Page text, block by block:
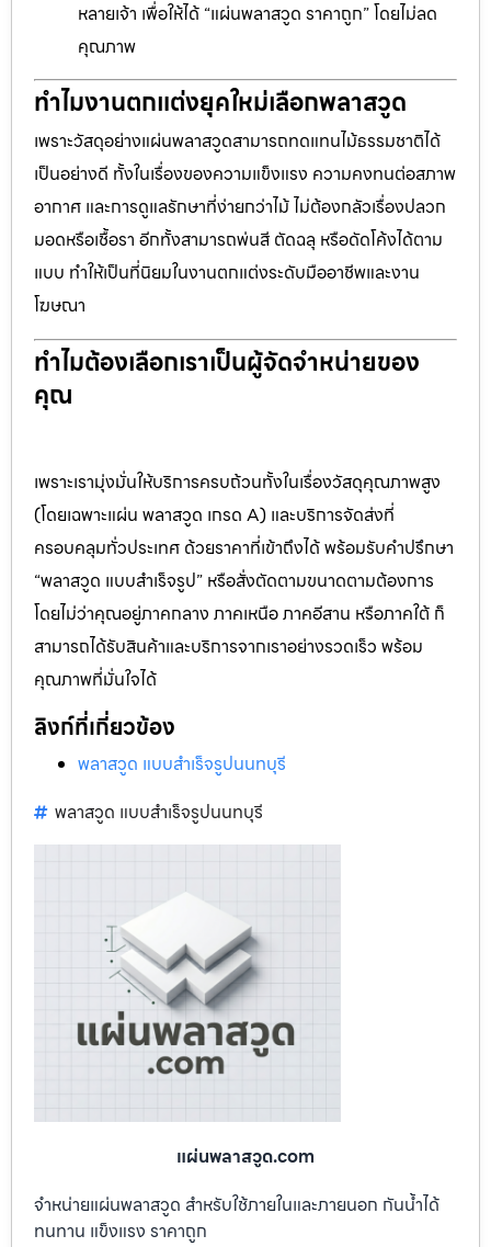
หลายเจ้า เพื่อให้ได้ “แผ่นพลาสวูด ราคาถูก” โดยไม่ลด
คุณภาพ
ทำไมงานตกแต่งยุคใหม่เลือกพลาสวูด
เพราะวัสดุอย่างแผ่นพลาสวูดสามารถทดแทนไม้ธรรมชาติได้
เป็นอย่างดี ทั้งในเรื่องของความแข็งแรง ความคงทนต่อสภาพ
อากาศ และการดูแลรักษาที่ง่ายกว่าไม้ ไม่ต้องกลัวเรื่องปลวก
มอดหรือเชื้อรา อีกทั้งสามารถพ่นสี ตัดฉลุ หรือดัดโค้งได้ตาม
แบบ ทำให้เป็นที่นิยมในงานตกแต่งระดับมืออาชีพและงาน
โฆษณา
ทำไมต้องเลือกเราเป็นผู้จัดจำหน่ายของ
คุณ
เพราะเรามุ่งมั่นให้บริการครบถ้วนทั้งในเรื่องวัสดุคุณภาพสูง
(โดยเฉพาะแผ่น พลาสวูด เกรด A) และบริการจัดส่งที่
ครอบคลุมทั่วประเทศ ด้วยราคาที่เข้าถึงได้ พร้อมรับคำปรึกษา
“พลาสวูด แบบสำเร็จรูป” หรือสั่งตัดตามขนาดตามต้องการ
โดยไม่ว่าคุณอยู่ภาคกลาง ภาคเหนือ ภาคอีสาน หรือภาคใต้ ก็
สามารถได้รับสินค้าและบริการจากเราอย่างรวดเร็ว พร้อม
คุณภาพที่มั่นใจได้
ลิงก์ที่เกี่ยวข้อง
พลาสวูด แบบสำเร็จรูปนนทบุรี
พลาสวูด แบบสำเร็จรูปนนทบุรี
แผ่นพลาสวูด.com
จำหน่ายแผ่นพลาสวูด สำหรับใช้ภายในและภายนอก กันน้ำได้
ทนทาน แข็งแรง ราคาถูก